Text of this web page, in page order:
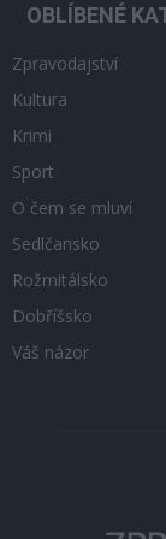
OBLÍBENÉ
Zpravodajství
Kultura
Krimi
Sport
O čem se mluví
Sedlčansko
Rožmitálsko
Dobříšsko
Váš názor